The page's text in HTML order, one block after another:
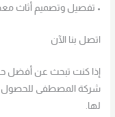
• تفصيل وتصميم أثاث
اتصل بنا الآن
إذا كنت تبحث عن أفضل
شركة المصطفى للحصول
لها.